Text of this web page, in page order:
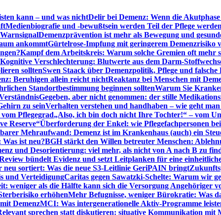
kann – und was nichtDelir bei Demenz: Wenn die
Medienbiografie und -bewußtsein werden Teil der Pflege werden
Demenzprävention ist mehr als Bewegung und
ankommtGürtelrose-Impfung mit geringerem Demenzrisiko
Kampf dem Arbeitskreis: Warum solche Gremien oft mehr
Kognitive Verschlechterung: Blutwerte aus dem Darm-
solltenSwen Staack über Demenzpolitik, Pflege und falsche
Beruhigen allein reicht nichtReaktanz bei Menschen mit
Standortbestimmung beginnen solltenWarum Sie
Gegeben, aber nicht genommen: der stille
zu seinVerhalten verstehen und handhaben – wie geht
Pflegegrad„Also, ich bin doch nicht Ihre Tochter!“ – vom
Reserve“Überforderung der Enkel: wie Pflegefachpersonen
Mehraufwand: Demenz ist im Krankenhaus (auch) ein
ist neu?BGH stärkt den Willen betreuter Menschen:
und Desorientierung: viel mehr, als nicht von A nach B zu
bündelt Evidenz und setzt Leitplanken für eine
neu sortiert: Was die neue S3-Leitlinie GeriPAIN bringt
und VerteidigungCaritas gegen Sawatzki-Schelte: Warum wir
weniger als die Hälfte kann sich die Versorgung Angehöriger
erhöhenMehr Befugnisse, weniger Bürokratie: Was
DemenzMCI: Was intergenerationelle Aktiv-Programme
sprechen statt diskutieren: situative Kommunikation mit